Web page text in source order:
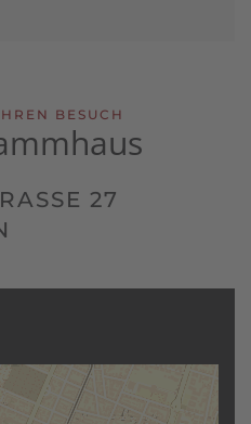
BESUCH
27